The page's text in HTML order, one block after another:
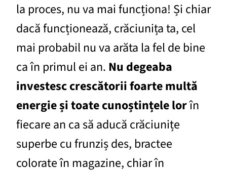
la proces, nu va mai funcționa! Și chiar
dacă funcționează, crăciunița ta, cel
mai probabil nu va arăta la fel de bine
ca în primul ei an. Nu degeaba
investesc crescătorii foarte multă
energie și toate cunoștințele lorîn
fiecare an ca să aducă crăciunițe
superbe cu frunziș des, bractee
colorate în magazine, chiar în